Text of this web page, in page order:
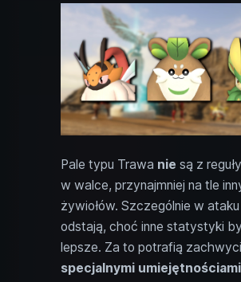
Pale typu Trawa nie są z reguły
w walce, przynajmniej na tle
żywiołów. Szczególnie w
odstają, choć inne statystyki
lepsze. Za to potrafią
specjalnymi umiejętnościami